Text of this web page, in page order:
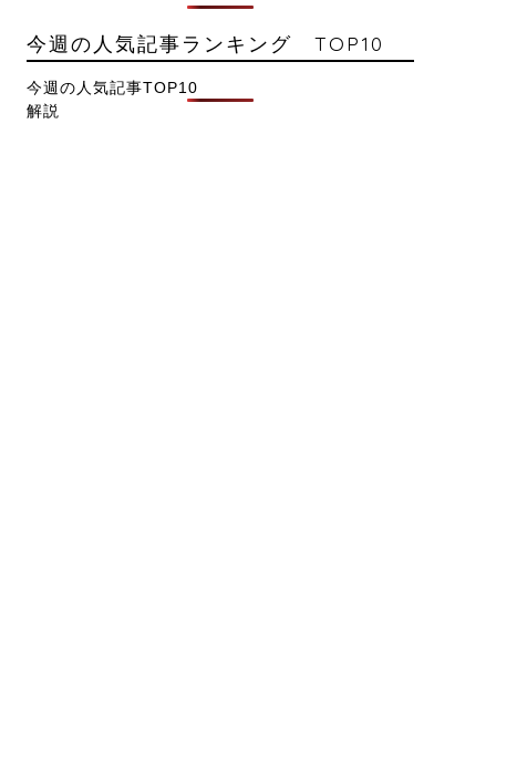
今週の人気記事ランキング TOP10
今週の人気記事TOP10
解説